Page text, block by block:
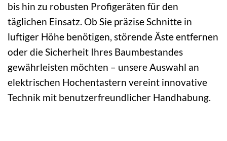
bis hin zu robusten Profigeräten für den
täglichen Einsatz. Ob Sie präzise Schnitte in
luftiger Höhe benötigen, störende Äste entfernen
oder die Sicherheit Ihres Baumbestandes
gewährleisten möchten – unsere Auswahl an
elektrischen Hochentastern vereint innovative
Technik mit benutzerfreundlicher Handhabung.